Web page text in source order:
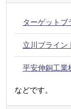
ターゲットブ
立川ブライン
平安伸銅工業
などです。